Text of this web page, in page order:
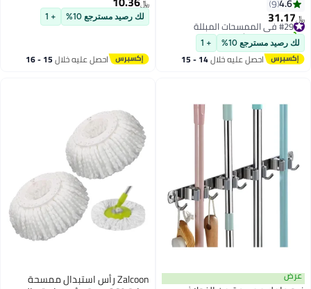
10%
+ 1
عليه خلال 14 - 15
لك رصيد مسترجع 10% + 1
احصل عليه خلال 15 - 16
Zalcoon رأس استبدال ممسحة